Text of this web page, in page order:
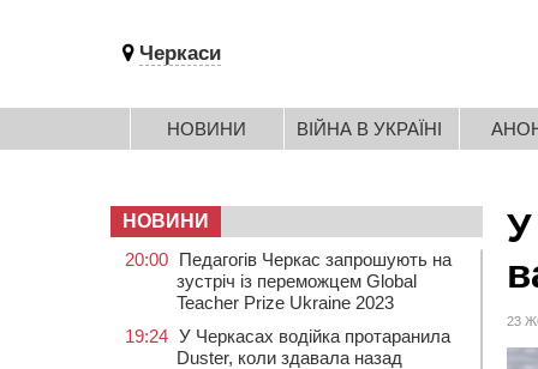
Черкаси
НОВИНИ ВІЙНА В УКРАЇНІ
У
23
НОВИНИ
20:00 Педагогів Черкас запрошують на
зустріч із переможцем Global
Teacher Prize Ukraine 2023
19:24 У Черкасах водійка протаранила
Duster, коли здавала назад